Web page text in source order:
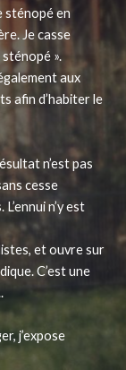
sténopé en
Je casse
».
aux
afin d’habiter le
n’est pas
cesse
n’y est
et ouvre sur
C’est une
j’expose